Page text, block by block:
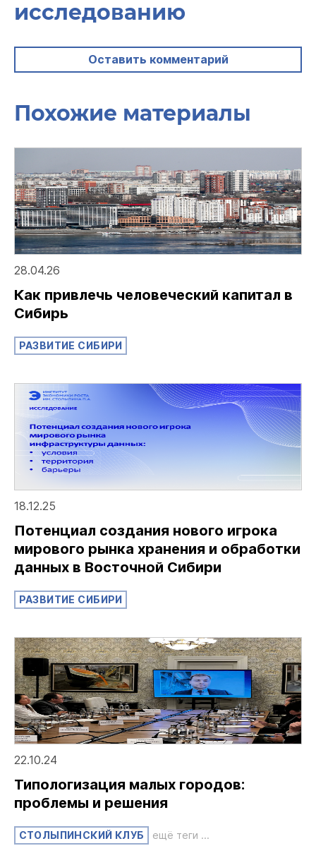
исследованию
Оставить комментарий
Похожие материалы
28.04.26
Как привлечь человеческий капитал в
Сибирь
РАЗВИТИЕ СИБИРИ
18.12.25
Потенциал создания нового игрока
мирового рынка хранения и обработки
данных в Восточной Сибири
РАЗВИТИЕ СИБИРИ
22.10.24
Типологизация малых городов:
проблемы и решения
СТОЛЫПИНСКИЙ КЛУБ ещё теги ...